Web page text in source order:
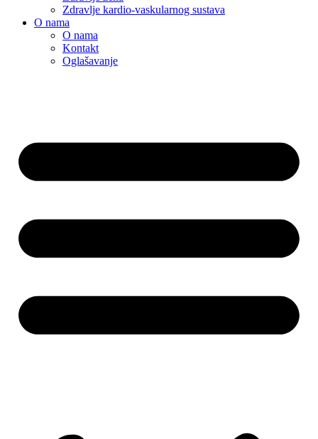
Zdravlje kardio-vaskularnog sustava
O nama
O nama
Kontakt
Oglašavanje